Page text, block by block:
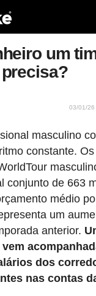
um
03/01/26
masculino
constante.
conjunto de 663
médio
um
anterior.
dos
nas contas